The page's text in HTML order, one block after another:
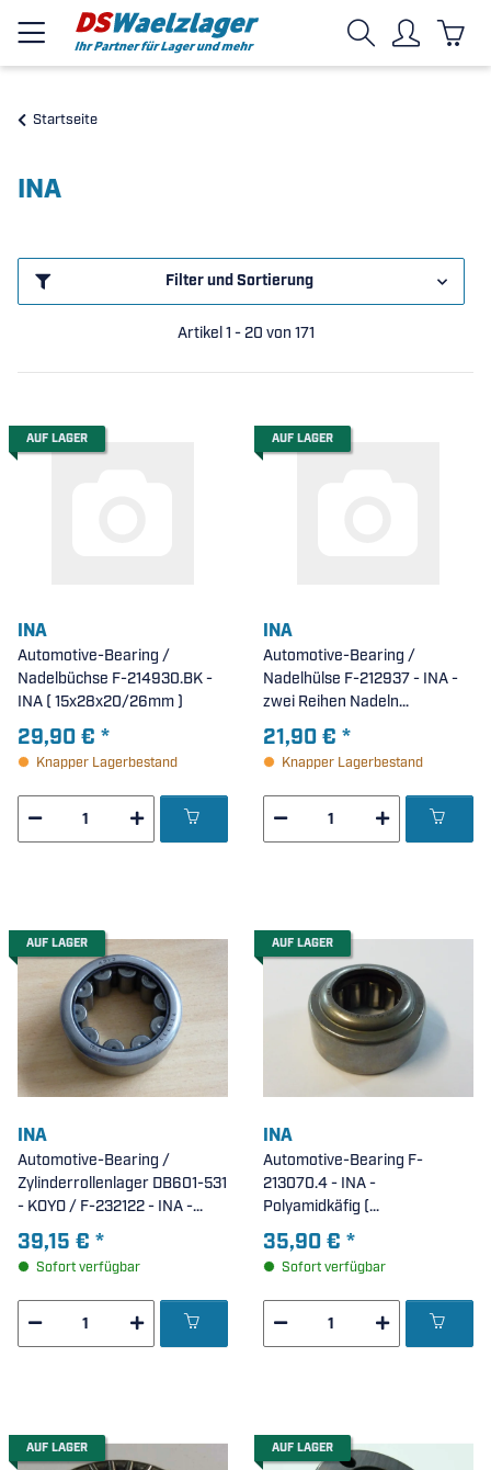
Startseite
INA
Filter und Sortierung
Artikel 1 - 20 von 171
AUF LAGER
INA
Automotive-Bearing /
Nadelbüchse F-214930.BK -
INA ( 15x28x20/26mm )
29,90 € *
Knapper Lagerbestand
AUF LAGER
INA
Automotive-Bearing /
Nadelhülse F-212937 - INA -
zwei Reihen Nadeln
nebeneinander ( 16x22x27mm
)21,90 € *
Knapper Lagerbestand
AUF LAGER
INA
Automotive-Bearing /
Zylinderrollenlager DB601-531
- KOYO / F-232122 - INA -
ohne Innenring ( 35x50x14mm
)39,15 € *
Sofort verfügbar
AUF LAGER
INA
Automotive-Bearing F-
213070.4 - INA -
Polyamidkäfig (
25x44,5x22,75mm )
35,90 € *
Sofort verfügbar
AUF LAGER AUF LAGER